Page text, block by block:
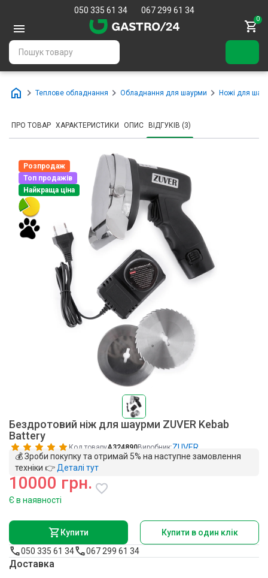
050 335 61 34 067 299 61 34
0
Теплове обладнання Обладнання для шаурми Ножі для
ПРО ТОВАР ХАРАКТЕРИСТИКИ ОПИС ВІДГУКІВ (3)
Розпродаж
Топ продажів
Найкраща ціна
Бездротовий ніж для шаурми ZUVER Kebab
Battery
Код товаруA324890Виробник:ZUVER
💰 Зроби покупку та отримай 5% на наступне замовлення
техніки 👉 Деталі тут
10000 грн.
Є в наявності
Купити
Купити в один клік
050 335 61 34
067 299 61 34
Доставка